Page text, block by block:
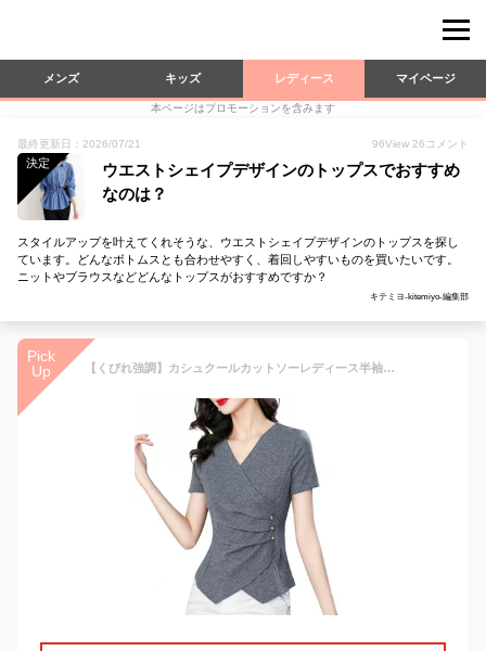
メンズ キッズ レディース マイページ
本ページはプロモーションを含みます
最終更新日：2026/07/21 96View 26 コメント
決定
ウエストシェイプデザインのトップスでおすすめ
なのは？
スタイルアップを叶えてくれそうな、ウエストシェイプデザインのトップスを探し
ています。どんなボトムスとも合わせやすく、着回しやすいものを買いたいです。
ニットやブラウスなどどんなトップスがおすすめですか？
キテミヨ-kitemiyo-編集部
Pick
Up
【くびれ強調】カシュクールカットソーレディース半袖VネックトップスきれいめサイドギャザーボタンアシンメトリーブラウスTシャツ無地スリムウエストマーク着痩せ体型カバー細見え二の腕カバーオフィス通勤事務服ビジネスカジュアルデート30代40代50代ストレッチ